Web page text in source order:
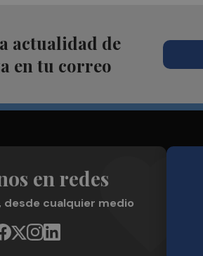
actualidad de
en tu correo
en redes
desde cualquier medio